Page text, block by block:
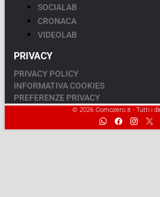
SOCIALAB
CRONACA
VIDEOLAB
PRIVACY
PRIVACY POLICY
INFORMATIVA COOKIES
PREFERENZE PRIVACY
© 2026 Comozero.it - Tutti i